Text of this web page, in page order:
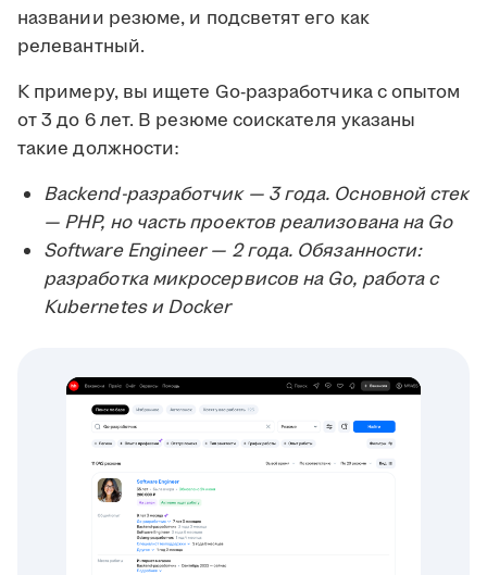
названии резюме, и подсветят его как
релевантный.
К примеру, вы ищете Go-разработчика с опытом
от 3 до 6 лет. В резюме соискателя указаны
такие должности:
Backend-разработчик — 3 года. Основной стек
— PHP, но часть проектов реализована на Go
Software Engineer — 2 года. Обязанности:
разработка микросервисов на Go, работа с
Kubernetes и Docker